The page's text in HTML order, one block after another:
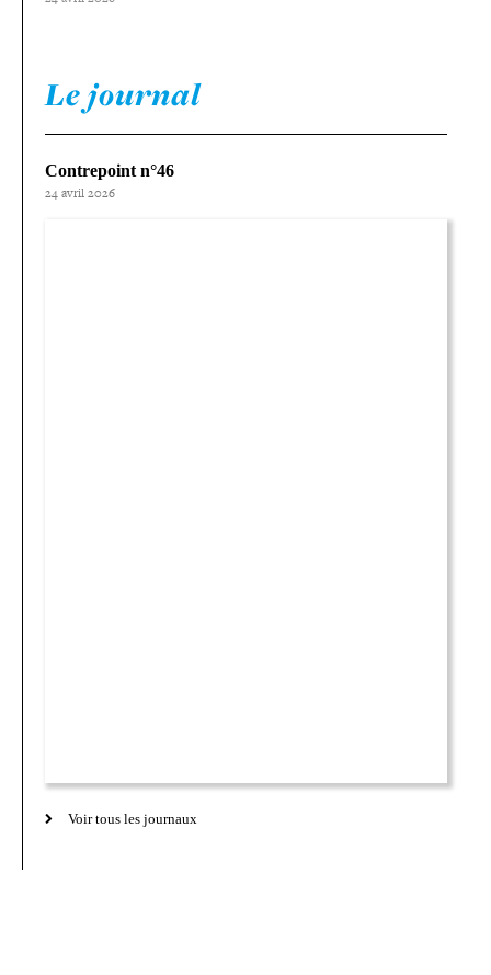
Le journal
Contrepoint n°46
24 avril 2026
Voir tous les journaux